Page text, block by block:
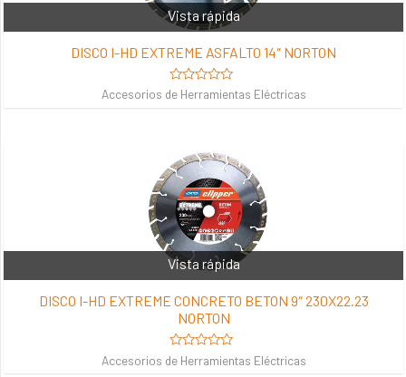
Vista rápida
DISCO I-HD EXTREME ASFALTO 14″ NORTON
Valorado
Accesorios de Herramientas Eléctricas
Vista rápida
DISCO I-HD EXTREME CONCRETO BETON 9″ 230X22.23
NORTON
Valorado
en
Accesorios de Herramientas Eléctricas